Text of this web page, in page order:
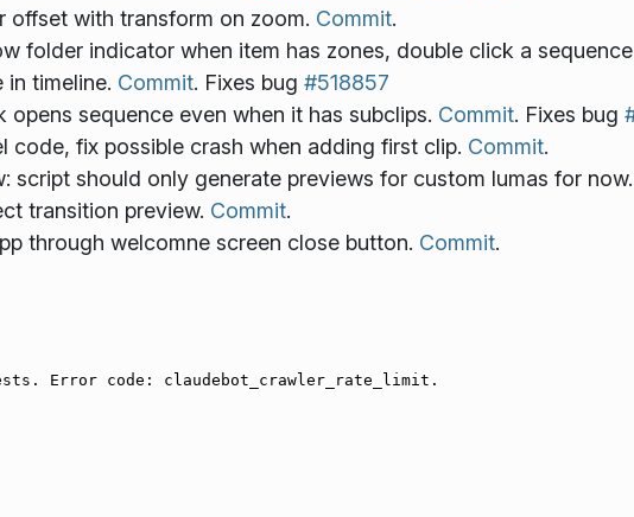
offset with transform on zoom. Commit.
folder indicator when item has zones, double click a
in timeline. Commit. Fixes bug #518857
opens sequence even when it has subclips. Commit. Fixes bug
code, fix possible crash when adding first clip. Commit.
script should only generate previews for custom lumas for
transition preview. Commit.
through welcomne screen close button. Commit.